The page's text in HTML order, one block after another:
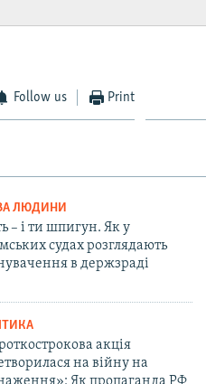
Follow us Print
ЛЮДИНИ
– і ти шпигун. Як у
судах розглядають
в держзраді
акція
на війну на
Як пропаганда РФ